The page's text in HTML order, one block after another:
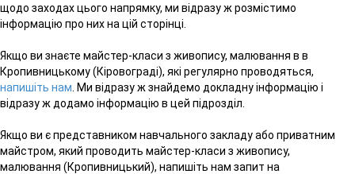
щодо заходах цього напрямку, ми відразу ж розмістимо
інформацію про них на цій сторінці.
Якщо ви знаєте майстер-класи з живопису, малювання в в
Кропивницькому (Кіровограді), які регулярно проводяться,
напишіть нам . Ми відразу ж знайдемо докладну інформацію і
відразу ж додамо інформацію в цей підрозділ.
Якщо ви є представником навчального закладу або приватним
майстром, який проводить майстер-класи з живопису,
малювання (Кропивницький), напишіть нам запит на